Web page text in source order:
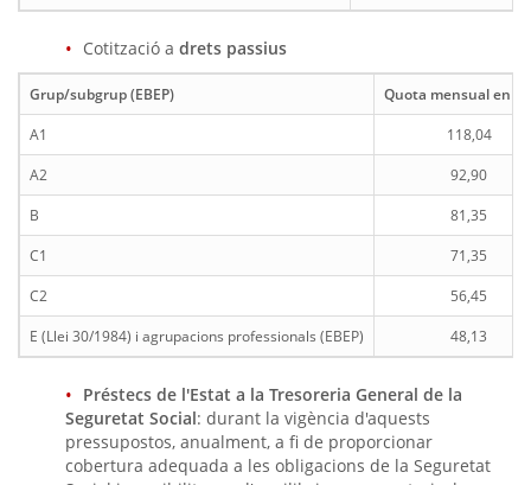
Cotització a drets passius
Grup/subgrup (EBEP) Quota mensual en
A1 118,04
A2 92,90
B 81,35
C1 71,35
C2 56,45
E (Llei 30/1984) i agrupacions professionals (EBEP) 48,13
Préstecs de l'Estat a la Tresoreria General de la
Seguretat Social: durant la vigència d'aquests
pressupostos, anualment, a fi de proporcionar
cobertura adequada a les obligacions de la Seguretat